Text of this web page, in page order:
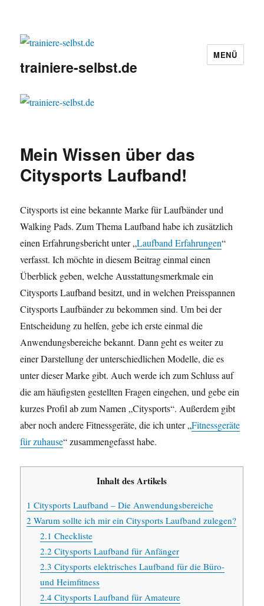
trainiere-selbst.de
MENÜ
Mein Wissen über das
Citysports Laufband!
Citysports ist eine bekannte Marke für Laufbänder und
Walking Pads. Zum Thema Laufband habe ich zusätzlich
einen Erfahrungsbericht unter „Laufband Erfahrungen“
verfasst. Ich möchte in diesem Beitrag einmal einen
Überblick geben, welche Ausstattungsmerkmale ein
Citysports Laufband besitzt, und in welchen Preisspannen
Citysports Laufbänder zu bekommen sind. Um bei der
Entscheidung zu helfen, gebe ich erste einmal die
Anwendungsbereiche bekannt. Dann geht es weiter zu
einer Darstellung der unterschiedlichen Modelle, die es
unter dieser Marke gibt. Auch werde ich zum Schluss auf
die am häufigsten gestellten Fragen eingehen, und gebe ein
kurzes Profil ab zum Namen „Citysports“. Außerdem gibt
aber noch andere Fitnessgeräte, die ich unter „Fitnessgeräte
für zuhause“ zusammengefasst habe.
Inhalt des Artikels
1 Citysports Laufband – Die Anwendungsbereiche
2 Warum sollte ich mir ein Citysports Laufband zulegen?
2.1 Checkliste
2.2 Citysports Laufband für Anfänger
2.3 Citysports elektrisches Laufband für die Büro-
und Heimfitness
2.4 Citysports Laufband für Amateure